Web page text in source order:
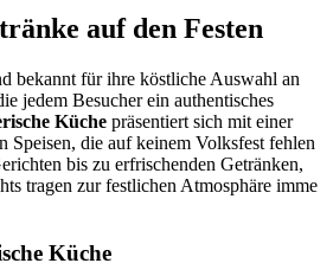
auf den Festen
bekannt für ihre köstliche Auswahl an
jedem Besucher ein authentisches
Küche präsentiert sich mit einer
Speisen, die auf keinem Volksfest fehlen
bis zu erfrischenden Getränken,
tragen zur festlichen Atmosphäre imme
Küche